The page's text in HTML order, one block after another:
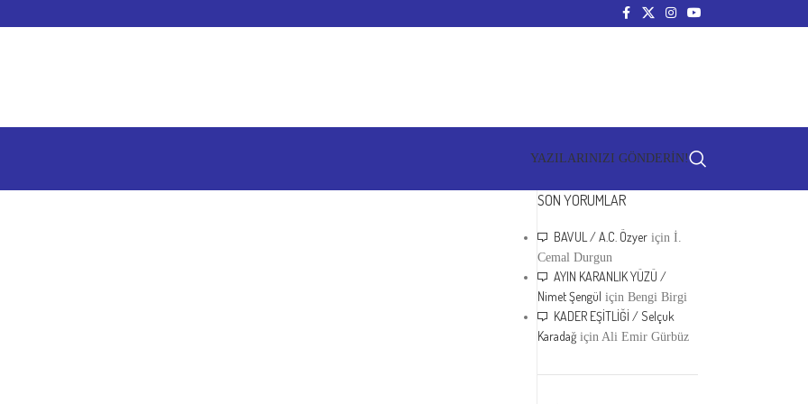
YAZILARINIZI GÖNDERİN!
SON YORUMLAR
BAVUL / A.C. Özyer içinİ.
Cemal Durgun
AYIN KARANLIK YÜZÜ /
Nimet Şengül içinBengi Birgi
KADER EŞİTLİĞİ / Selçuk
Karadağ içinAli Emir Gürbüz